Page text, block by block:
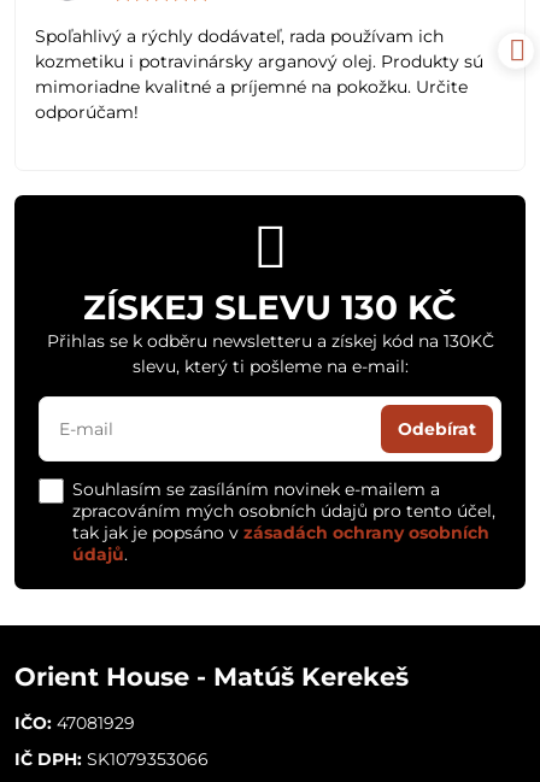
5
Spoľahlivý a rýchly dodávateľ, rada používam ich
kozmetiku i potravinársky arganový olej. Produkty sú
mimoriadne kvalitné a príjemné na pokožku. Určite
odporúčam!
ZÍSKEJ SLEVU 130 KČ
Přihlas se k odběru newsletteru a získej kód na 130KČ
slevu, který ti pošleme na e-mail:
Odebírat
Souhlasím se zasíláním novinek e-mailem a
zpracováním mých osobních údajů pro tento účel,
tak jak je popsáno v zásadách ochrany osobních
údajů.
Orient House - Matúš Kerekeš
IČO: 47081929
IČ DPH: SK1079353066